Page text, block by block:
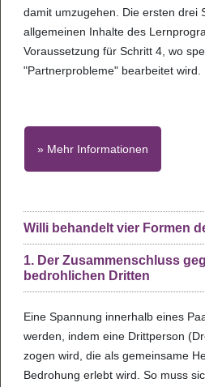
damit umzugehen. Die ersten drei
allgemeinen Inhalte des
Voraussetzung für Schritt 4, wo
"Partnerprobleme" bearbeitet wird.
» Mehr Informationen
Willi behandelt vier Formen
1. Der Zusammenschluss
bedrohlichen Dritten
Eine Span­nung inner­halb eines
wer­den, indem eine Dritt­per­son
zo­gen wird, die als gemein­same
Bedro­hung erlebt wird. So muss